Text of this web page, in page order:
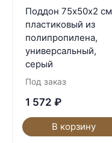
Поддон 75х50х2 см
пластиковый из
полипропилена,
универсальный,
серый
Под заказ
1 572 ₽
В корзину